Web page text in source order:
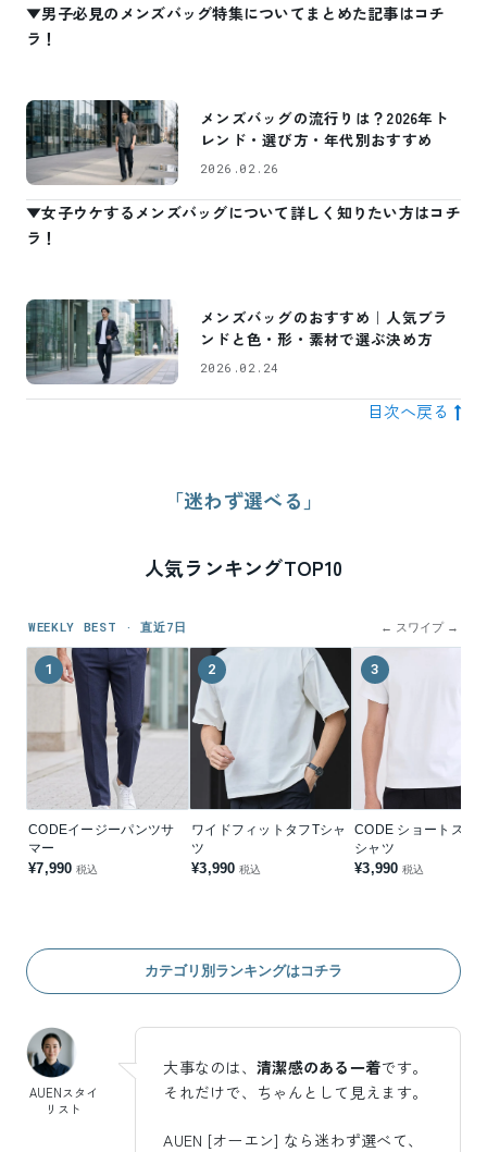
▼男子必見のメンズバッグ特集についてまとめた記事はコチ
ラ！
メンズバッグの流行りは？2026年ト
レンド・選び方・年代別おすすめ
2026.02.26
▼女子ウケするメンズバッグについて詳しく知りたい方はコチ
ラ！
メンズバッグのおすすめ｜人気ブラ
ンドと色・形・素材で選ぶ決め方
2026.02.24
目次へ戻る
「迷わず選べる」
人気ランキングTOP10
WEEKLY BEST · 直近7日 ← スワイプ →
1
CODEイージーパンツサ
マー
¥7,990 税込
2
ワイドフィットタフTシャ
ツ
¥3,990 税込
3
CODE ショートスリ
シャツ
¥3,990 税込
カテゴリ別ランキングはコチラ
AUENスタイ
リスト
大事なのは、清潔感のある一着です。
それだけで、ちゃんとして見えます。
AUEN [オーエン] なら迷わず選べて、